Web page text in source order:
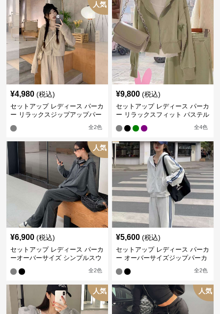
人気
¥4,980 (税込)
セットアップ レディース パーカ
ー リラックスジップアップパー
全2色
¥9,800 (税込)
セットアップ レディース パーカ
ー リラックスフィット パステル
全4色
人気
¥6,900 (税込)
セットアップ レディース パーカ
ーオーバーサイズ シンプルスウ
全2色
¥5,600 (税込)
セットアップ レディース パーカ
ー オーバーサイズジップパーカ
ー&リラックストラックパンツ
全2色
人気 人気